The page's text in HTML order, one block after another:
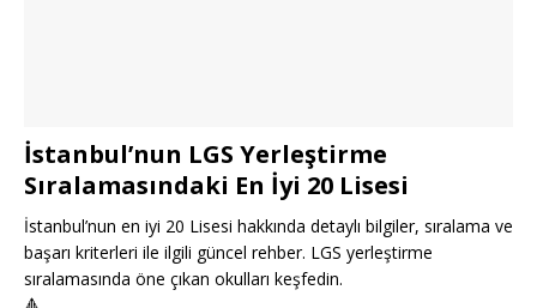
İstanbul’nun LGS Yerleştirme
Sıralamasındaki En İyi 20 Lisesi
İstanbul’nun en iyi 20 Lisesi hakkında detaylı bilgiler, sıralama ve
başarı kriterleri ile ilgili güncel rehber. LGS yerleştirme
sıralamasında öne çıkan okulları keşfedin.